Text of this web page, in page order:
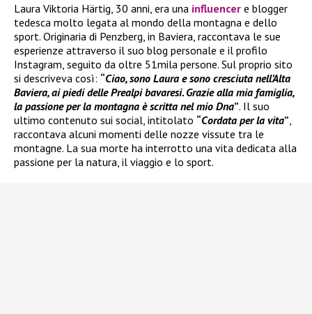
Laura Viktoria Härtig, 30 anni, era una influencer e blogger
tedesca molto legata al mondo della montagna e dello
sport. Originaria di Penzberg, in Baviera, raccontava le sue
esperienze attraverso il suo blog personale e il profilo
Instagram, seguito da oltre 51mila persone. Sul proprio sito
si descriveva così: “Ciao, sono Laura e sono cresciuta nell’Alta
Baviera, ai piedi delle Prealpi bavaresi. Grazie alla mia famiglia,
la passione per la montagna è scritta nel mio Dna”. Il suo
ultimo contenuto sui social, intitolato “Cordata per la vita”
raccontava alcuni momenti delle nozze vissute tra le
montagne. La sua morte ha interrotto una vita dedicata alla
passione per la natura, il viaggio e lo sport.